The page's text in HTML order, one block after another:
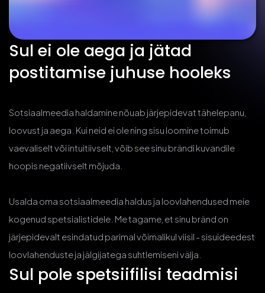
Sul ei ole aega ja jätad
postitamise juhuse hooleks
Sotsiaalmeedia haldamine nõuab järjepidevat tähelepanu,
loovust ja aega. Kui neid ei ole ning sisu loomine toimub
vaevaliselt või intuitiivselt, võib see sinu brändi kuvandile
hoopis negatiivselt mõjuda.
Usalda oma sotsiaalmeedia haldus ja loovlahendused meie
kogenud spetsialistidele. Me tagame, et sinu bränd on
järjepidevalt esindatud parimal võimalikul viisil - sisuideedest
loovlahenduste ja jälgijatega suhtlemiseni välja.
Sul pole spetsiifilisi teadmisi